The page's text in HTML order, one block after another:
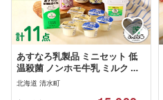
あすなろ乳製品 ミニセット 低
温殺菌 ノンホモ牛乳 ミルク 牛
乳 のむヨーグルト ヨーグルト
詰め合わせ ギフト あすなろフ
北海道 清水町